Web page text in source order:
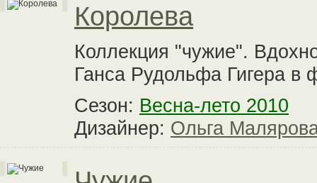
Королева
Коллекция "чужие".
Ганса Рудольфа Гигера
Сезон: Весна-лето 2010
Дизайнер: Ольга